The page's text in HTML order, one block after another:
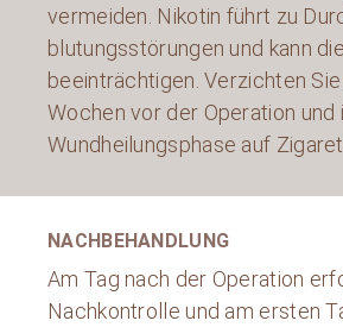
vermeiden. Nikotin führt zu
blutungsstörungen und kann
beeinträchtigen. Verzichten
Wochen vor der Operation und
Wundheilungsphase auf
NACHBEHANDLUNG
Am Tag nach der Operation
Nachkontrolle und am ersten